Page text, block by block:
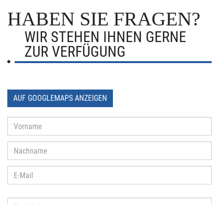
HABEN SIE FRAGEN?
WIR STEHEN IHNEN GERNE
ZUR VERFÜGUNG
AUF GOOGLEMAPS ANZEIGEN